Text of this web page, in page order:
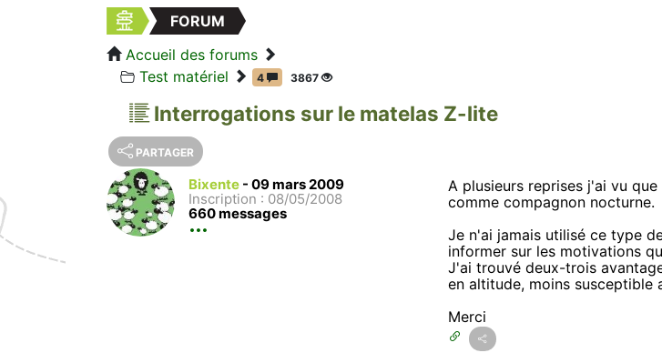
FORUM
Accueil des forums
Test matériel
4 3867
Interrogations sur le matelas Z-lite
PARTAGER
Bixente - 09 mars 2009
Inscription : 08/05/2008
660 messages
A plusieurs reprises j'ai vu
comme compagnon nocturne.
Je n'ai jamais utilisé ce type
informer sur les motivations
J'ai trouvé deux-trois
en altitude, moins susceptible
Merci